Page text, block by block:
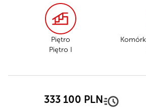
Piętro
Piętro I
333 100 PLN